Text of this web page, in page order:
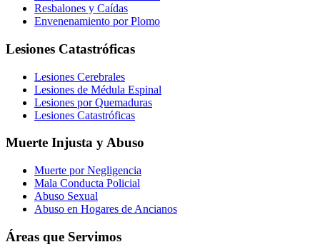
Resbalones y Caídas
Envenenamiento por Plomo
Lesiones Catastróficas
Lesiones Cerebrales
Lesiones de Médula Espinal
Lesiones por Quemaduras
Lesiones Catastróficas
Muerte Injusta y Abuso
Muerte por Negligencia
Mala Conducta Policial
Abuso Sexual
Abuso en Hogares de Ancianos
Áreas que Servimos